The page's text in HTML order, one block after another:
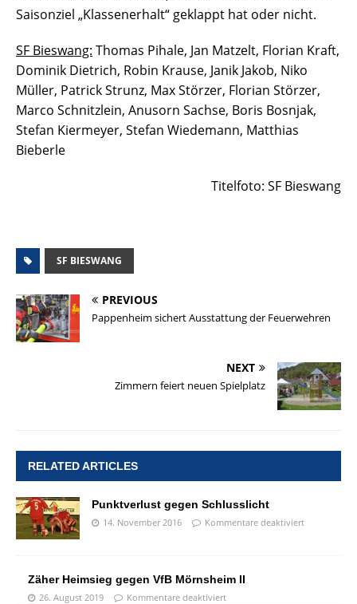
Saisonziel „Klassenerhalt“ geklappt hat oder nicht.
SF Bieswang: Thomas Pihale, Jan Matzelt, Florian Kraft,
Dominik Dietrich, Robin Krause, Janik Jakob, Niko
Müller, Patrick Strunz, Max Störzer, Florian Störzer,
Marco Schnitzlein, Anusorn Sachse, Boris Bosnjak,
Stefan Kiermeyer, Stefan Wiedemann, Matthias
Bieberle
Titelfoto: SF Bieswang
SF BIESWANG
PREVIOUS
Pappenheim sichert Ausstattung der Feuerwehren
NEXT
Zimmern feiert neuen Spielplatz
RELATED ARTICLES
Punktverlust gegen Schlusslicht
14. November 2016 Kommentare deaktiviert
Zäher Heimsieg gegen VfB Mörnsheim II
26. August 2019 Kommentare deaktiviert